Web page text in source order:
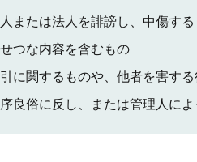
または法人を誹謗し、中傷す
つな内容を含むもの
に関するものや、他者を害す
良俗に反し、または管理人に